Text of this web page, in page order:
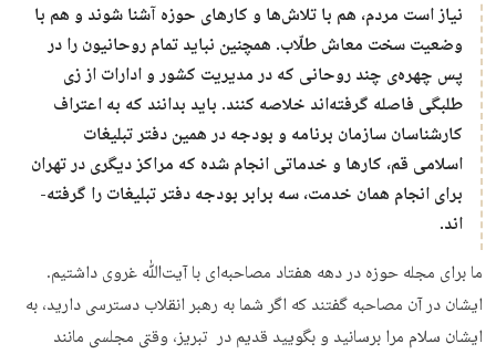
نیاز است مردم، هم با تلاش­‌ها و کارهای حوزه آشنا شوند و هم با
وضعیت سخت معاش طلّاب. همچنین نباید تمام روحانیون را در
پس چهره‌ی چند روحانی که در مدیریت کشور و ادارات از زی
طلبگی فاصله گرفته‌اند خلاصه‌ کنند. باید بدانند که به اعتراف
کارشناسان سازمان برنامه و بودجه در همین دفتر تبلیغات
اسلامی قم، کارها و خدماتی انجام شده که مراکز دیگری در تهران
برای انجام همان خدمت، سه برابر بودجه دفتر تبلیغات را گرفته‌­
اند.
ما برای مجله حوزه در دهه هفتاد مصاحبه­‌ای با آیت‌­ﷲ غروی داشتیم.
ایشان در آن مصاحبه گفتند که اگر شما به رهبر انقلاب دسترسی دارید، به
ایشان سلام مرا برسانید و بگویید قدیم در تبریز، وقتی مجلسی مانند